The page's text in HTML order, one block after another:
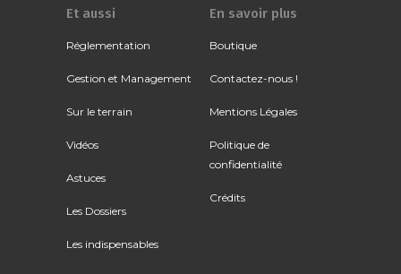
Et aussi
Réglementation
Gestion et Management
Sur le terrain
Vidéos
Astuces
Les Dossiers
Les indispensables
En savoir plus
Boutique
Contactez-nous !
Mentions Légales
Politique de
confidentialité
Crédits